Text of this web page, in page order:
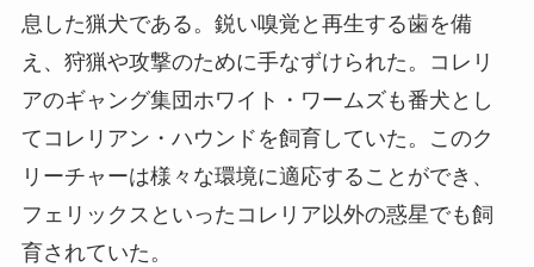
息した猟犬である。鋭い嗅覚と再生する歯を備
え、狩猟や攻撃のために手なずけられた。コレリ
アのギャング集団ホワイト・ワームズも番犬とし
てコレリアン・ハウンドを飼育していた。このク
リーチャーは様々な環境に適応することができ、
フェリックスといったコレリア以外の惑星でも飼
育されていた。